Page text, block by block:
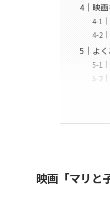
映
よ
映画「マリと